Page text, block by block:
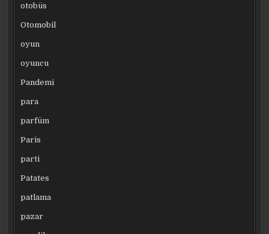
otobüs
Otomobil
oyun
oyuncu
Pandemi
para
parfüm
Paris
parti
Patates
patlama
pazar